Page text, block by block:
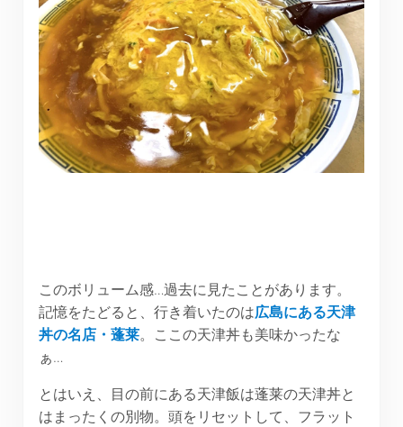
このボリューム感…過去に見たことがあります。
記憶をたどると、行き着いたのは広島にある天津
丼の名店・蓬莱。ここの天津丼も美味かったな
ぁ…
とはいえ、目の前にある天津飯は蓬莱の天津丼と
はまったくの別物。頭をリセットして、フラット